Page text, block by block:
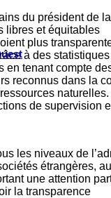
du président de
libres et équitables
plus
à des
tenant compte
reconnus dans la
naturelles.
de
les niveaux de
étrangères,
une attention
la transparence